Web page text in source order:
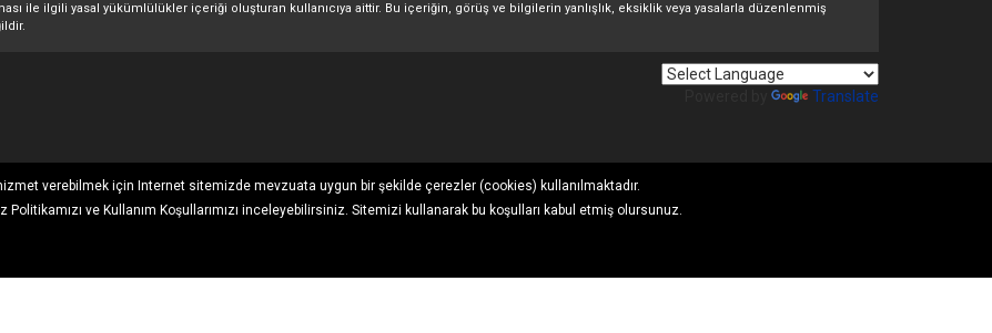
ile ilgili yasal yükümlülükler içeriği oluşturan kullanıcıya aittir. Bu içeriğin, görüş ve bilgilerin yanlışlık, eksiklik veya yasalarla düzenlenmiş
Translate
verebilmek için Internet sitemizde mevzuata uygun bir şekilde çerezler (cookies) kullanılmaktadır.
Politikamızı ve Kullanım Koşullarımızı inceleyebilirsiniz. Sitemizi kullanarak bu koşulları kabul etmiş olursunuz.